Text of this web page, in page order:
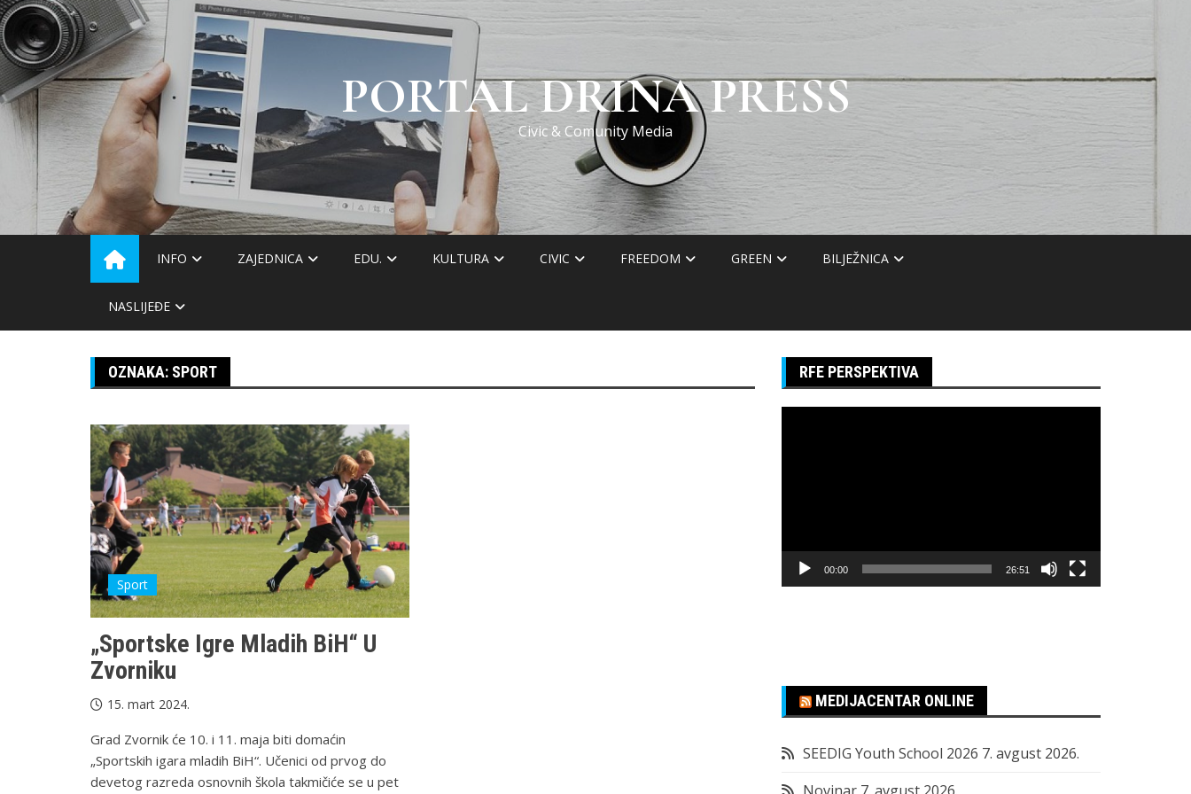
Skip
to
content
PORTAL DRINA PRESS
Civic & Comunity Media
INFO ZAJEDNICA EDU. KULTURA CIVIC FREEDOM GREEN BILJEŽNICA
NASLIJEĐE
OZNAKA: SPORT
Sport
„Sportske Igre Mladih BiH“ U
Zvorniku
15. mart 2024.
Grad Zvornik će 10. i 11. maja biti domaćin
„Sportskih igara mladih BiH“. Učenici od prvog do
devetog razreda osnovnih škola takmičiće se u pet
RFE PERSPEKTIVA
00:00 26:51
MEDIJACENTAR ONLINE
SEEDIG Youth School 2026 7. avgust 2026.
Novinar 7. avgust 2026.